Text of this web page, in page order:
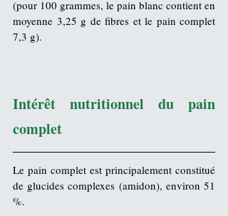
(pour 100 grammes, le pain blanc contient en
moyenne 3,25 g de fibres et le pain complet
7,3 g).
Intérêt nutritionnel du pain
complet
Le pain complet est principalement constitué
de glucides complexes (amidon), environ 51
%.